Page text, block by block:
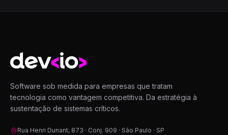
Devio
Software sob medida para empresas que tratam
tecnologia como vantagem competitiva. Da estratégia à
sustentação de sistemas críticos.
Rua Henri Dunant, 873 · Conj. 909 · São Paulo · SP